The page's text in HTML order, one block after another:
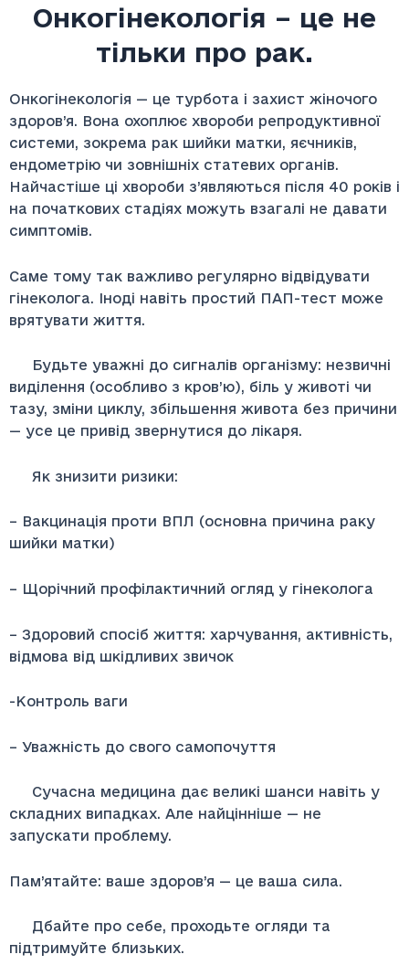
Онкогінекологія – це не
тільки про рак.
Онкогінекологія — це турбота і захист жіночого
здоров’я. Вона охоплює хвороби репродуктивної
системи, зокрема рак шийки матки, яєчників,
ендометрію чи зовнішніх статевих органів.
Найчастіше ці хвороби з’являються після 40 років і
на початкових стадіях можуть взагалі не давати
симптомів.
Саме тому так важливо регулярно відвідувати
гінеколога. Іноді навіть простий ПАП-тест може
врятувати життя.
Будьте уважні до сигналів організму: незвичні
виділення (особливо з кров’ю), біль у животі чи
тазу, зміни циклу, збільшення живота без причини
— усе це привід звернутися до лікаря.
Як знизити ризики:
– Вакцинація проти ВПЛ (основна причина раку
шийки матки)
– Щорічний профілактичний огляд у гінеколога
– Здоровий спосіб життя: харчування, активність,
відмова від шкідливих звичок
-Контроль ваги
– Уважність до свого самопочуття
Сучасна медицина дає великі шанси навіть у
складних випадках. Але найцінніше — не
запускати проблему.
Пам’ятайте: ваше здоров’я — це ваша сила.
Дбайте про себе, проходьте огляди та
підтримуйте близьких.